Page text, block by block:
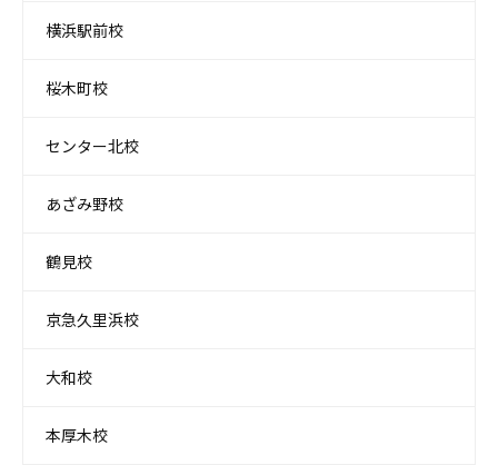
横浜駅前校
桜木町校
センター北校
あざみ野校
鶴見校
京急久里浜校
大和校
本厚木校